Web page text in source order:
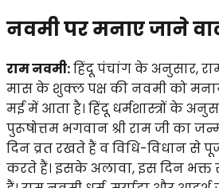
नवमी पर मनाए जाने
राम नवमी:हिंदू पंचांग के अनुसार,
मास के शुक्ल पक्ष की नवमी को
मई में आता है। हिंदू धर्मशास्त्रों के
पुरूषोत्तम भगवान श्री राम जी का
दिन व्रत रखते हैं व विधि-विधान से
करते हैं। इसके अलावा, इस दिन भक्त